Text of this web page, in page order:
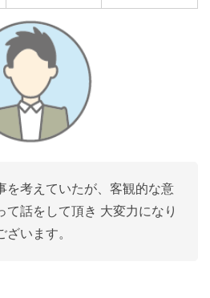
を考えていたが、客観的な意
て話をして頂き 大変力になり
ざいます。